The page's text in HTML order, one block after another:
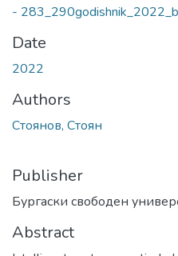
-
Date
2022
Authors
Стоянов, Стоян
Publisher
Бургаски свободен
Abstract